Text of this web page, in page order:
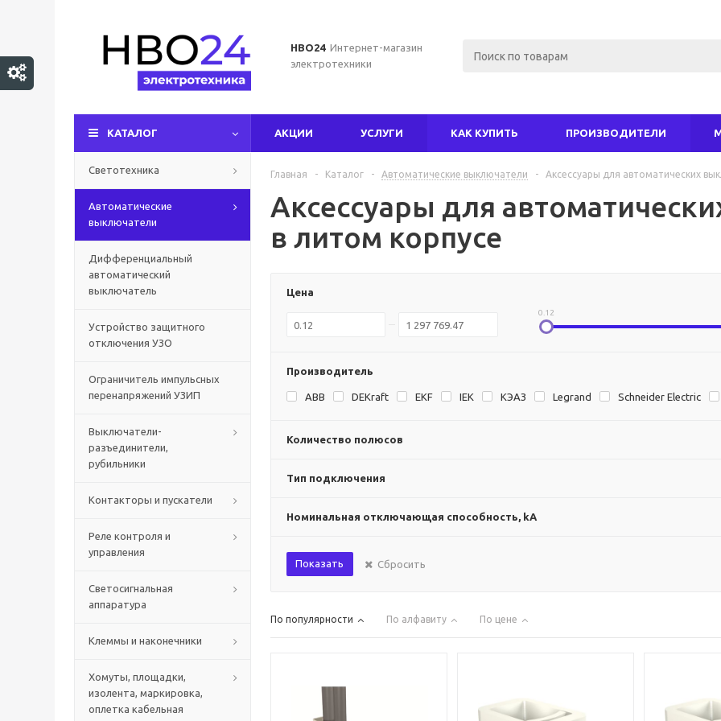
НВО24 Интернет-магазин
электротехники
КАТАЛОГ АКЦИИ УСЛУГИ КАК КУПИТЬ ПРОИЗВОДИТЕЛИ
Светотехника
Автоматические
выключатели
Дифференциальный
автоматический
выключатель
Устройство защитного
отключения УЗО
Ограничитель импульсных
перенапряжений УЗИП
Выключатели-
разъединители,
рубильники
Контакторы и пускатели
Реле контроля и
управления
Светосигнальная
аппаратура
Клеммы и наконечники
Хомуты, площадки,
изолента, маркировка,
оплетка кабельная
Главная - Каталог - Автоматические выключатели - Аксессуары для автоматических
Аксессуары для
в литом корпусе
Цена
0.12
Производитель
ABB DEKraft EKF IEK KЭAЗ Legrand Schneider Electric
Количество полюсов
Тип подключения
Номинальная отключающая способность, kА
Показать Сбросить
По популярности По алфавиту По цене